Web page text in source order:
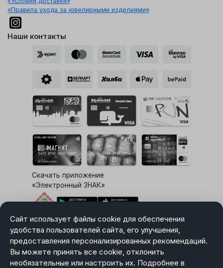
Сайт использует файлы cookie для обеспечения
удобства пользователей сайта, его улучшения,
предоставления персонализированных рекомендаций.
Вы можете принять все cookie, отклонить
необязательные или настроить их. Подробнее в
«Правила ухода за ювелирными изделиями»
Наши контакты
Скачать приложение
«Электронный ЗНАК»
Выбор настроек Cookie
Карта сайта